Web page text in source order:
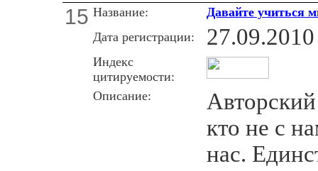
15 Название:
Давайте учиться
Дата регистрации:
27.09.2010
Индекс
цитируемости:
Описание:
кто не с
нас.